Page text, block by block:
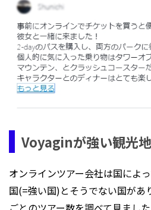
Voyaginが強い観光
オンラインツアー会社は国によ
国(=強い国)とそうでない国があ